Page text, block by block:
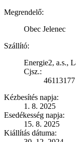
Megrendelő:
Obec Jelenec
Szállító:
Energie2, a.s.,
Cjsz.:
46113177
Kézbesítés napja:
1. 8. 2025
Esedékesség napja:
15. 8. 2025
Kiállítás dátuma: